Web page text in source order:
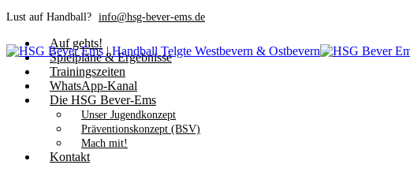
Lust auf Handball? info@hsg-bever-ems.de
Auf gehts!
Spielpläne & Ergebnisse
Trainingszeiten
WhatsApp-Kanal
Die HSG Bever-Ems
Unser Jugendkonzept
Präventionskonzept (BSV)
Mach mit!
Kontakt